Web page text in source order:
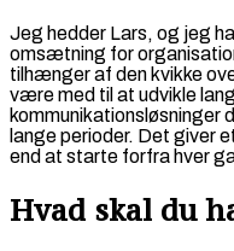
Jeg hedder Lars, og jeg
omsætning for
tilhænger af den kvikke
være med til at udvikle
kommunikationsløsninger
lange perioder. Det giver
end at starte forfra hver
Hvad skal du